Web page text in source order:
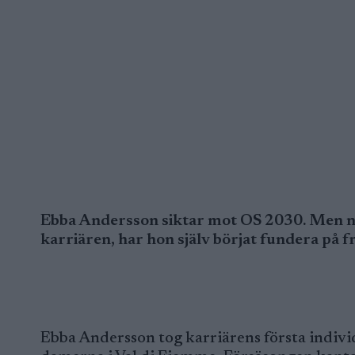
Ebba Andersson siktar mot OS 2030.
karriären, har hon själv börjat fundera på
Ebba Andersson tog karriärens första